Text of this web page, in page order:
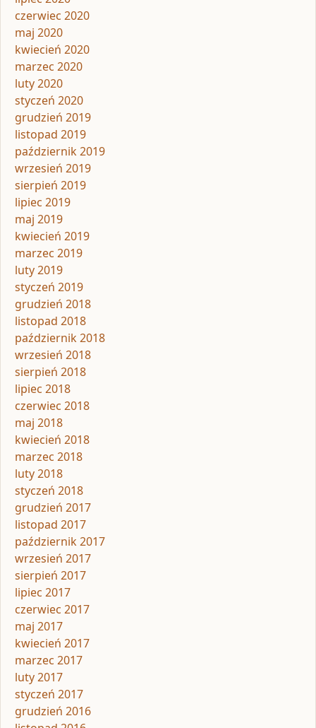
czerwiec 2020
maj 2020
kwiecień 2020
marzec 2020
luty 2020
styczeń 2020
grudzień 2019
listopad 2019
październik 2019
wrzesień 2019
sierpień 2019
lipiec 2019
maj 2019
kwiecień 2019
marzec 2019
luty 2019
styczeń 2019
grudzień 2018
listopad 2018
październik 2018
wrzesień 2018
sierpień 2018
lipiec 2018
czerwiec 2018
maj 2018
kwiecień 2018
marzec 2018
luty 2018
styczeń 2018
grudzień 2017
listopad 2017
październik 2017
wrzesień 2017
sierpień 2017
lipiec 2017
czerwiec 2017
maj 2017
kwiecień 2017
marzec 2017
luty 2017
styczeń 2017
grudzień 2016